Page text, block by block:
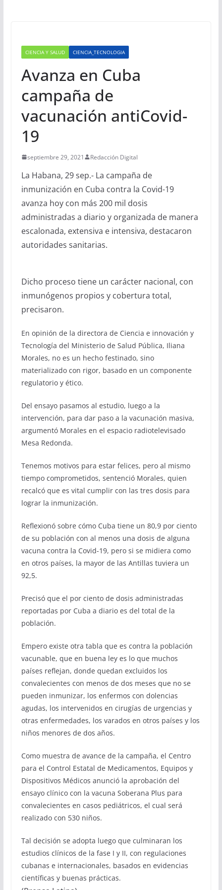
CIENCIA Y SALUD CIENCIA_TECNOLOGIA
Avanza en Cuba
campaña de
vacunación antiCovid-
19
septiembre 29, 2021 Redacción Digital
La Habana, 29 sep.- La campaña de
inmunización en Cuba contra la Covid-19
avanza hoy con más 200 mil dosis
administradas a diario y organizada de manera
escalonada, extensiva e intensiva, destacaron
autoridades sanitarias.
Dicho proceso tiene un carácter nacional, con
inmunógenos propios y cobertura total,
precisaron.
En opinión de la directora de Ciencia e innovación y
Tecnología del Ministerio de Salud Pública, Iliana
Morales, no es un hecho festinado, sino
materializado con rigor, basado en un componente
regulatorio y ético.
Del ensayo pasamos al estudio, luego a la
intervención, para dar paso a la vacunación masiva,
argumentó Morales en el espacio radiotelevisado
Mesa Redonda.
Tenemos motivos para estar felices, pero al mismo
tiempo comprometidos, sentenció Morales, quien
recalcó que es vital cumplir con las tres dosis para
lograr la inmunización.
Reflexionó sobre cómo Cuba tiene un 80,9 por ciento
de su población con al menos una dosis de alguna
vacuna contra la Covid-19, pero si se midiera como
en otros países, la mayor de las Antillas tuviera un
92,5.
Precisó que el por ciento de dosis administradas
reportadas por Cuba a diario es del total de la
población.
Empero existe otra tabla que es contra la población
vacunable, que en buena ley es lo que muchos
países reflejan, donde quedan excluidos los
convalecientes con menos de dos meses que no se
pueden inmunizar, los enfermos con dolencias
agudas, los intervenidos en cirugías de urgencias y
otras enfermedades, los varados en otros países y los
niños menores de dos años.
Como muestra de avance de la campaña, el Centro
para el Control Estatal de Medicamentos, Equipos y
Dispositivos Médicos anunció la aprobación del
ensayo clínico con la vacuna Soberana Plus para
convalecientes en casos pediátricos, el cual será
realizado con 530 niños.
Tal decisión se adopta luego que culminaran los
estudios clínicos de la fase I y II, con regulaciones
cubanas e internacionales, basados en evidencias
científicas y buenas prácticas.